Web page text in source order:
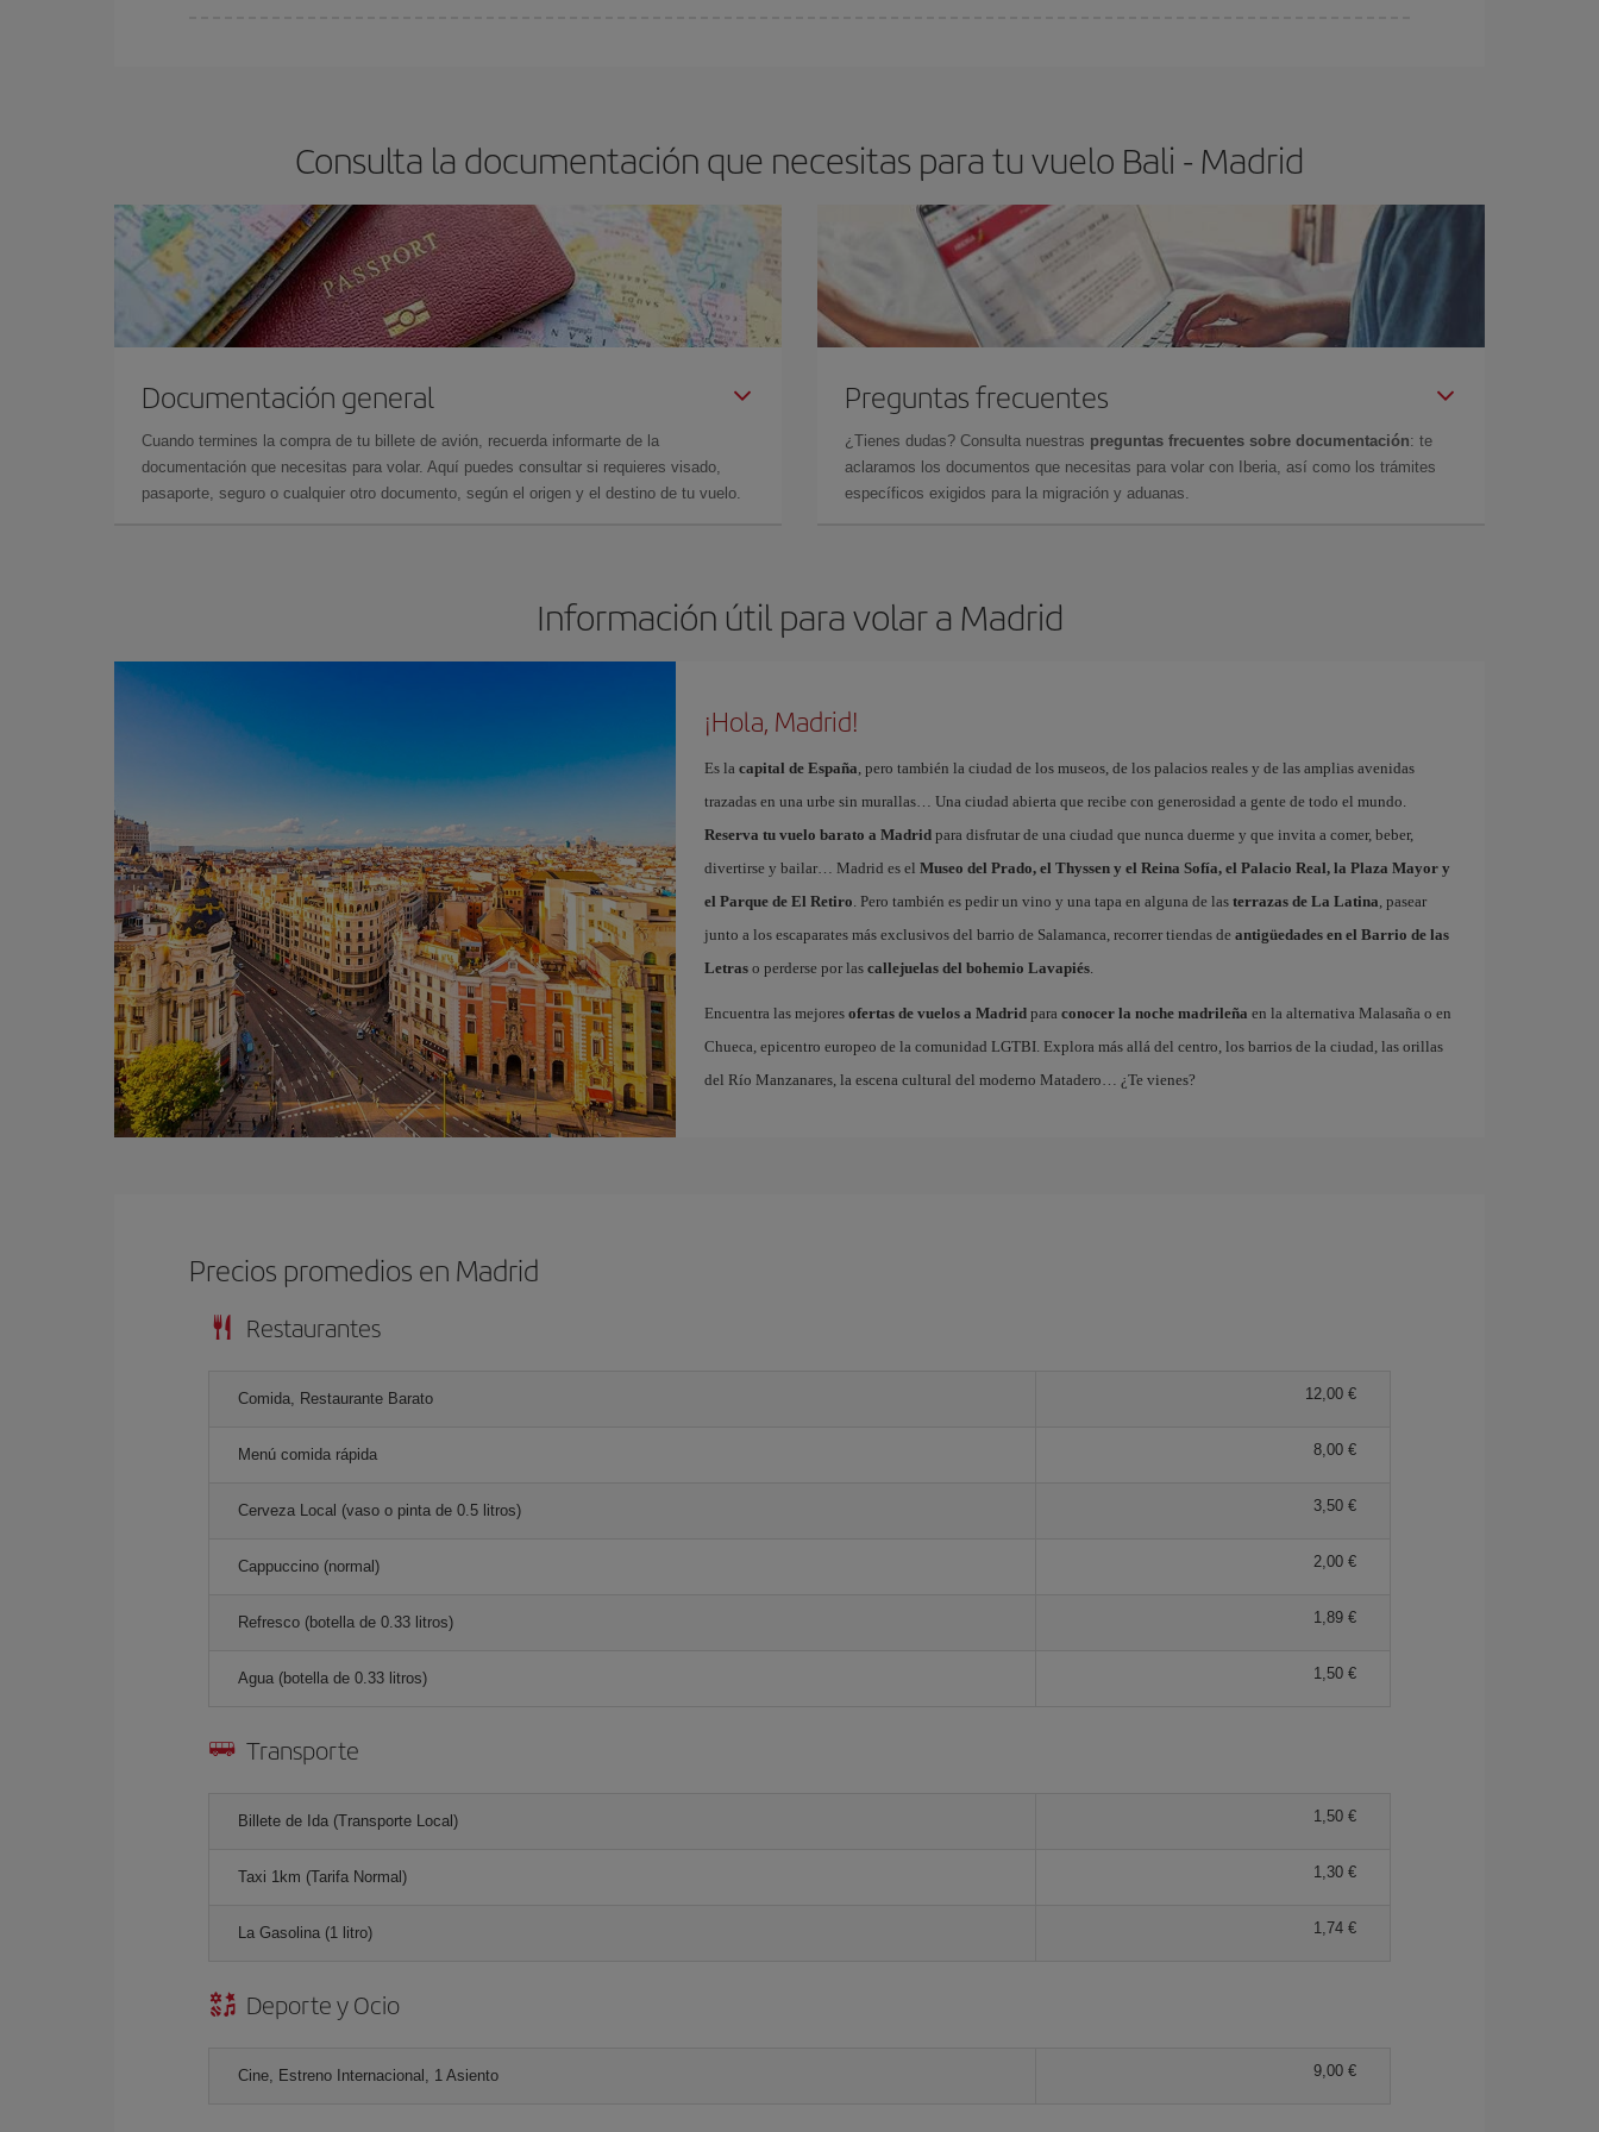
Consulta la documentación que necesitas para tu vuelo Bali - Madrid
Documentación general
Cuando termines la compra de tu billete de avión, recuerda informarte de la
documentación que necesitas para volar. Aquí puedes consultar si requieres visado,
pasaporte, seguro o cualquier otro documento, según el origen y el destino de tu vuelo.
Preguntas frecuentes
¿Tienes dudas? Consulta nuestras preguntas frecuentes sobre documentación: te
aclaramos los documentos que necesitas para volar con Iberia, así como los trámites
específicos exigidos para la migración y aduanas.
Información útil para volar a Madrid
¡Hola, Madrid!
Es la capital de España, pero también la ciudad de los museos, de los palacios reales y de las amplias avenidas
trazadas en una urbe sin murallas… Una ciudad abierta que recibe con generosidad a gente de todo el mundo.
Reserva tu vuelo barato a Madridpara disfrutar de una ciudad que nunca duerme y que invita a comer, beber,
divertirse y bailar… Madrid es el Museo del Prado, el Thyssen y el Reina Sofía, el Palacio Real, la Plaza Mayor y
el Parque de El Retiro. Pero también es pedir un vino y una tapa en alguna de las terrazas de La Latina, pasear
junto a los escaparates más exclusivos del barrio de Salamanca, recorrer tiendas de antigüedades en el Barrio de las
Letraso perderse por las callejuelas del bohemio Lavapiés.
Encuentra las mejores ofertas de vuelos a Madridpara conocer la noche madrileña en la alternativa Malasaña o en
Chueca, epicentro europeo de la comunidad LGTBI. Explora más allá del centro, los barrios de la ciudad, las orillas
del Río Manzanares, la escena cultural del moderno Matadero… ¿Te vienes?
Precios promedios en Madrid
Restaurantes
Comida, Restaurante Barato 12,00 €
Menú comida rápida 8,00 €
Cerveza Local (vaso o pinta de 0.5 litros) 3,50 €
Cappuccino (normal) 2,00 €
Refresco (botella de 0.33 litros) 1,89 €
Agua (botella de 0.33 litros) 1,50 €
Transporte
Billete de Ida (Transporte Local) 1,50 €
Taxi 1km (Tarifa Normal) 1,30 €
La Gasolina (1 litro) 1,74 €
Deporte y Ocio
Cine, Estreno Internacional, 1 Asiento 9,00 €